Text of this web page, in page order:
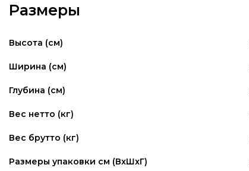
Размеры
Высота (см)
Ширина (см)
Глубина (см)
Вес нетто (кг)
Вес брутто (кг)
Размеры упаковки см (ВxШxГ)